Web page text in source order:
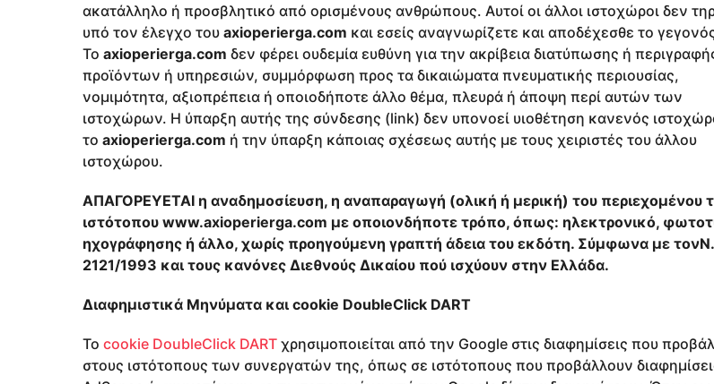
ακατάλληλο ή προσβλητικό από ορισμένους ανθρώπους. Αυτοί οι άλλοι ιστοχώροι δεν
υπό τον έλεγχο του axioperierga.com και εσείς αναγνωρίζετε και αποδέχεσθε το
Το axioperierga.com δεν φέρει ουδεμία ευθύνη για την ακρίβεια διατύπωσης ή
προϊόντων ή υπηρεσιών, συμμόρφωση προς τα δικαιώματα πνευματικής περιουσίας,
νομιμότητα, αξιοπρέπεια ή οποιοδήποτε άλλο θέμα, πλευρά ή άποψη περί αυτών των
ιστοχώρων. Η ύπαρξη αυτής της σύνδεσης (link) δεν υπονοεί υιοθέτηση κανενός
το axioperierga.com ή την ύπαρξη κάποιας σχέσεως αυτής με τους χειριστές του άλλου
ιστοχώρου.
ΑΠΑΓΟΡΕΥΕΤΑΙ η αναδημοσίευση, η αναπαραγωγή (ολική ή μερική) του περιεχομένου
ιστότοπου www.axioperierga.com με οποιονδήποτε τρόπο, όπως: ηλεκτρονικό,
ηχογράφησης ή άλλο, χωρίς προηγούμενη γραπτή άδεια του εκδότη. Σύμφωνα με τονΝ.
2121/1993 και τους κανόνες Διεθνούς Δικαίου πού ισχύουν στην Ελλάδα.
Διαφημιστικά Μηνύματα και cookie DoubleClick DART
Το cookie DoubleClick DART χρησιμοποιείται από την Google στις διαφημίσεις που
στους ιστότοπους των συνεργατών της, όπως σε ιστότοπους που προβάλλουν